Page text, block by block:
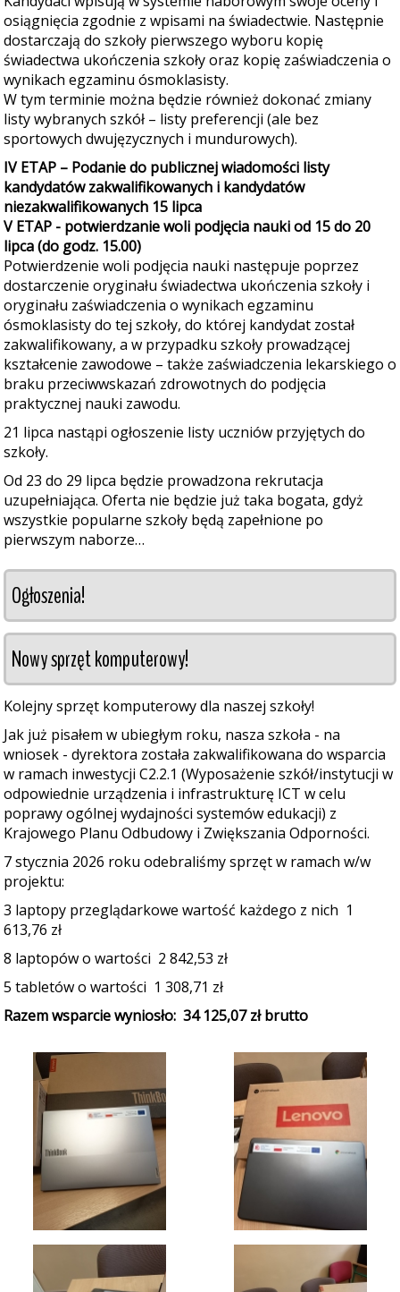
osiągnięcia zgodnie z wpisami na świadectwie. Następnie
dostarczają do szkoły pierwszego wyboru kopię
świadectwa ukończenia szkoły oraz kopię zaświadczenia o
wynikach egzaminu ósmoklasisty.
W tym terminie można będzie również dokonać zmiany
listy wybranych szkół – listy preferencji (ale bez
sportowych dwujęzycznych i mundurowych).
IV ETAP – Podanie do publicznej wiadomości listy
kandydatów zakwalifikowanych i kandydatów
niezakwalifikowanych 15 lipca
V ETAP - potwierdzanie woli podjęcia nauki od 15 do 20
lipca (do godz. 15.00)
Potwierdzenie woli podjęcia nauki następuje poprzez
dostarczenie oryginału świadectwa ukończenia szkoły i
oryginału zaświadczenia o wynikach egzaminu
ósmoklasisty do tej szkoły, do której kandydat został
zakwalifikowany, a w przypadku szkoły prowadzącej
kształcenie zawodowe – także zaświadczenia lekarskiego o
braku przeciwwskazań zdrowotnych do podjęcia
praktycznej nauki zawodu.
21 lipca nastąpi ogłoszenie listy uczniów przyjętych do
szkoły.
Od 23 do 29 lipca będzie prowadzona rekrutacja
uzupełniająca. Oferta nie będzie już taka bogata, gdyż
wszystkie popularne szkoły będą zapełnione po
pierwszym naborze…
Ogłoszenia!
Nowy sprzęt komputerowy!
Kolejny sprzęt komputerowy dla naszej szkoły!
Jak już pisałem w ubiegłym roku, nasza szkoła - na
wniosek - dyrektora została zakwalifikowana do wsparcia
w ramach inwestycji C2.2.1 (Wyposażenie szkół/instytucji w
odpowiednie urządzenia i infrastrukturę ICT w celu
poprawy ogólnej wydajności systemów edukacji) z
Krajowego Planu Odbudowy i Zwiększania Odporności.
7 stycznia 2026 roku odebraliśmy sprzęt w ramach w/w
projektu:
3 laptopy przeglądarkowe wartość każdego z nich 1
613,76 zł
8 laptopów o wartości 2 842,53 zł
5 tabletów o wartości 1 308,71 zł
Razem wsparcie wyniosło: 34 125,07 zł brutto